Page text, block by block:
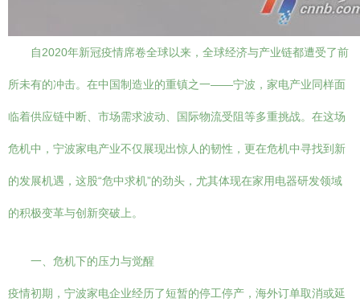
自2020年新冠疫情席卷全球以来，全球经济与产业链都遭受了前
所未有的冲击。在中国制造业的重镇之一——宁波，家电产业同样面
临着供应链中断、市场需求波动、国际物流受阻等多重挑战。在这场
危机中，宁波家电产业不仅展现出惊人的韧性，更在危机中寻找到新
的发展机遇，这股“危中求机”的劲头，尤其体现在家用电器研发领域
的积极变革与创新突破上。
一、危机下的压力与觉醒
疫情初期，宁波家电企业经历了短暂的停工停产，海外订单取消或延